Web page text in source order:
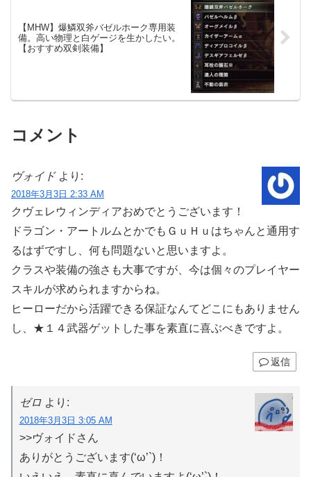
【MHW】爆鱗双斧バゼルホーク専用装
備。高い物理と白ゲージを生かしたい。
【おすすめ双剣装備】
コメント
ヴォイド より:
2018年3月3日 2:33 AM
クヴェレウィンディアおめでとうございます！
ドラゴン・アートルムとかでもＧｕＨｕはちゃんと通用す
るはずですし、何も問題ないと思いますよ。
クラスや装備の強さも大事ですが、今は個々のプレイヤー
スキルが求められますからね。
ヒーローだから活躍できる保証なんてどこにもありません
し、★１４武器ゲットした事を素直に喜ぶべきですよ。
返信
ゼロ より:
2018年3月3日 3:05 AM
>>ヴォイドさん
ありがとうございます(‘ω’`)！